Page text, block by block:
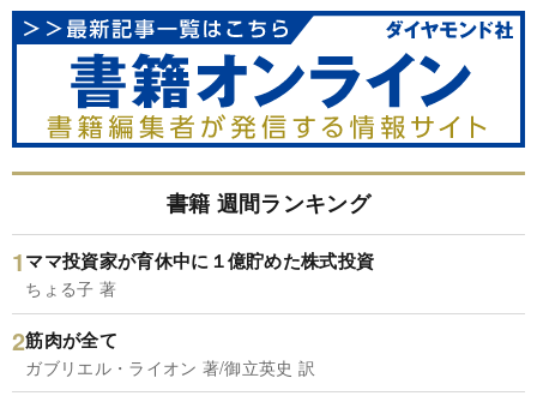
書籍 週間ランキング
ママ投資家が育休中に１億貯めた株式投資
ちょる子 著
筋肉が全て
ガブリエル・ライオン 著/御立英史 訳